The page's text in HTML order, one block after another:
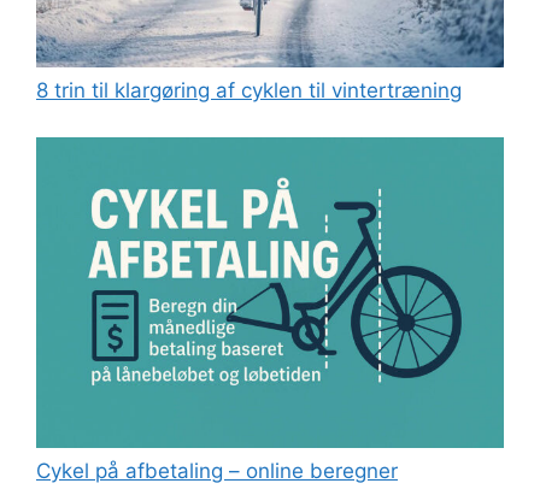
8 trin til klargøring af cyklen til vintertræning
Cykel på afbetaling – online beregner